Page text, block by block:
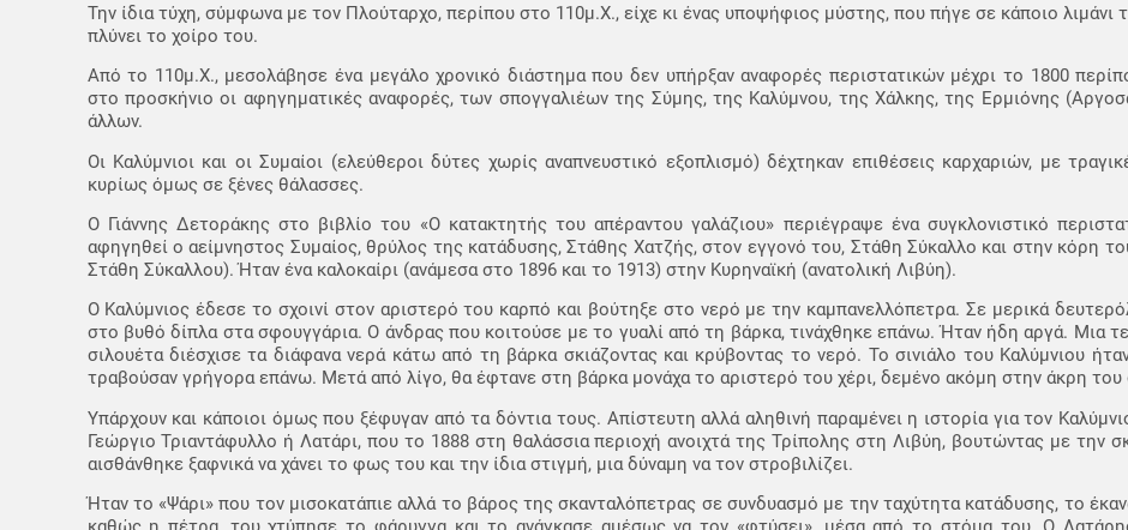
Την ίδια τύχη, σύμφωνα με τον Πλούταρχο, περίπου στο 110μ.Χ., είχε κι ένας υποψήφιος μύστης, που πήγε σε κάποιο λιμάνι
πλύνει το χοίρο του.
Από το 110μ.Χ., μεσολάβησε ένα μεγάλο χρονικό διάστημα που δεν υπήρξαν αναφορές περιστατικών μέχρι το 1800
στο προσκήνιο οι αφηγηματικές αναφορές, των σπογγαλιέων της Σύμης, της Καλύμνου, της Χάλκης, της Ερμιόνης
άλλων.
Οι Καλύμνιοι και οι Συμαίοι (ελεύθεροι δύτες χωρίς αναπνευστικό εξοπλισμό) δέχτηκαν επιθέσεις καρχαριών, με
κυρίως όμως σε ξένες θάλασσες.
Ο Γιάννης Δετοράκης στο βιβλίο του «Ο κατακτητής του απέραντου γαλάζιου» περιέγραψε ένα συγκλονιστικό
αφηγηθεί ο αείμνηστος Συμαίος, θρύλος της κατάδυσης, Στάθης Χατζής, στον εγγονό του, Στάθη Σύκαλλο και στην κόρη
Στάθη Σύκαλλου). Ήταν ένα καλοκαίρι (ανάμεσα στο 1896 και το 1913) στην Κυρηναϊκή (ανατολική Λιβύη).
Ο Καλύμνιος έδεσε το σχοινί στον αριστερό του καρπό και βούτηξε στο νερό με την καμπανελλόπετρα. Σε μερικά
στο βυθό δίπλα στα σφουγγάρια. Ο άνδρας που κοιτούσε με το γυαλί από τη βάρκα, τινάχθηκε επάνω. Ήταν ήδη αργά. Μια
σιλουέτα διέσχισε τα διάφανα νερά κάτω από τη βάρκα σκιάζοντας και κρύβοντας το νερό. Το σινιάλο του Καλύμνιου
τραβούσαν γρήγορα επάνω. Μετά από λίγο, θα έφτανε στη βάρκα μονάχα το αριστερό του χέρι, δεμένο ακόμη στην άκρη του
Υπάρχουν και κάποιοι όμως που ξέφυγαν από τα δόντια τους. Απίστευτη αλλά αληθινή παραμένει η ιστορία για τον
Γεώργιο Τριαντάφυλλο ή Λατάρι, που το 1888 στη θαλάσσια περιοχή ανοιχτά της Τρίπολης στη Λιβύη, βουτώντας με την
αισθάνθηκε ξαφνικά να χάνει το φως του και την ίδια στιγμή, μια δύναμη να τον στροβιλίζει.
Ήταν το «Ψάρι» που τον μισοκατάπιε αλλά το βάρος της σκανταλόπετρας σε συνδυασμό με την ταχύτητα κατάδυσης, το